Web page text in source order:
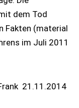
dem Tod
Fakten (material
im Juli 2011
21.11.2014